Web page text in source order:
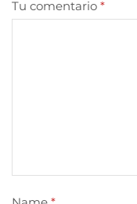
Tu comentario *